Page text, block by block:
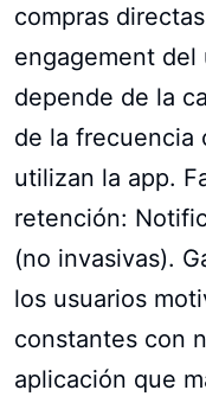
compras
engagement del
depende de la
de la frecuencia
utilizan la app.
retención:
(no invasivas).
los usuarios
constantes con
aplicación que